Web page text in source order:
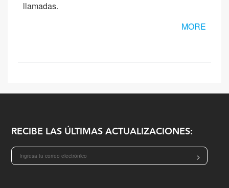
llamadas.
MORE
RECIBE LAS ÚLTIMAS ACTUALIZACIONES:
>